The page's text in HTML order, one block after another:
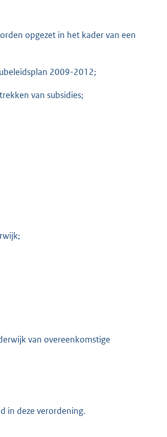
opgezet in het kader van een
2009-2012;
van subsidies;
van overeenkomstige
in deze verordening.